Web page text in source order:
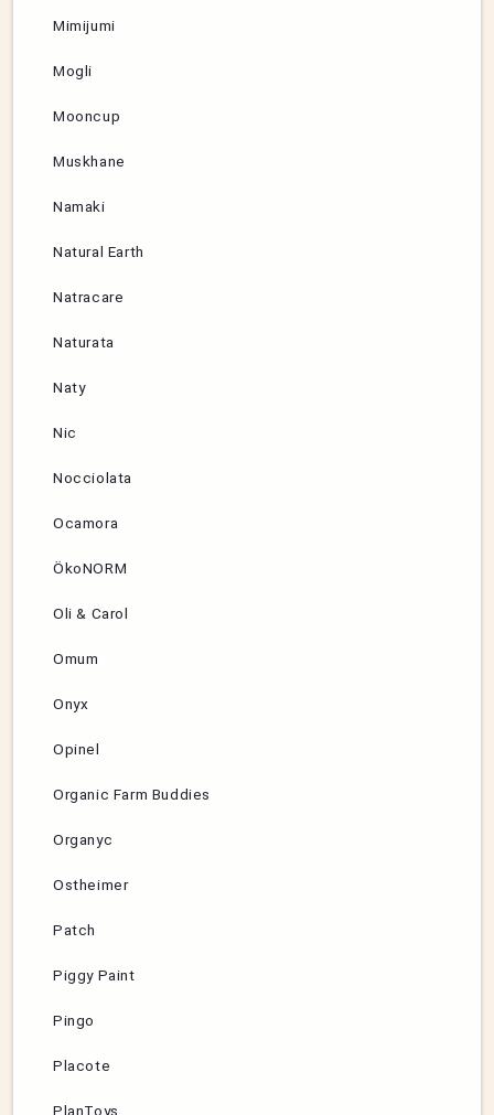
Mimijumi
Mogli
Mooncup
Muskhane
Namaki
Natural Earth
Natracare
Naturata
Naty
Nic
Nocciolata
Ocamora
ÖkoNORM
Oli & Carol
Omum
Onyx
Opinel
Organic Farm Buddies
Organyc
Ostheimer
Patch
Piggy Paint
Pingo
Placote
PlanToys